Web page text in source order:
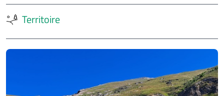
Territoire